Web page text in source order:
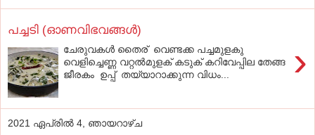
പച്ചടി (ഓണവിഭവങ്ങള്‍)
›
ചേരുവകൾ തൈര് വെണ്ടക്ക പച്ചമുളകു
വെളിച്ചെണ്ണ വറ്റല്‍മുളക് കടുക് കറിവേപ്പില തേങ്ങ
ജീരകം ഉപ്പ് തയ്യാറാക്കുന്ന വിധം...
2021 ഏപ്രിൽ 4, ഞായറാഴ്‌ച